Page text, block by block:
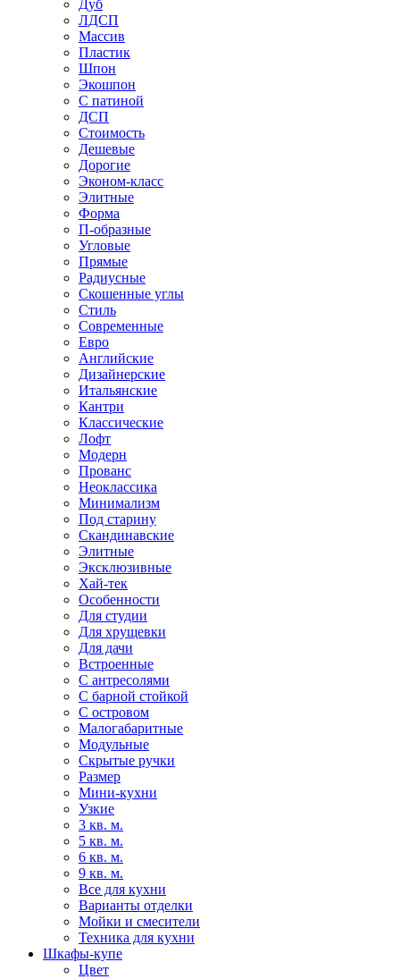
Дуб
ЛДСП
Массив
Пластик
Шпон
Экошпон
С патиной
ДСП
Стоимость
Дешевые
Дорогие
Эконом-класс
Элитные
Форма
П-образные
Угловые
Прямые
Радиусные
Скошенные углы
Стиль
Современные
Евро
Английские
Дизайнерские
Итальянские
Кантри
Классические
Лофт
Модерн
Прованс
Неоклассика
Минимализм
Под старину
Скандинавские
Элитные
Эксклюзивные
Хай-тек
Особенности
Для студии
Для хрущевки
Для дачи
Встроенные
С антресолями
С барной стойкой
С островом
Малогабаритные
Модульные
Скрытые ручки
Размер
Мини-кухни
Узкие
3 кв. м.
5 кв. м.
6 кв. м.
9 кв. м.
Все для кухни
Варианты отделки
Мойки и смесители
Техника для кухни
Шкафы-купе
Цвет